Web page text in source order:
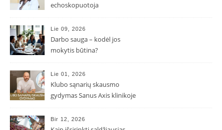
echoskopuotoja
Lie 09, 2026
Darbo sauga – kodėl jos
mokytis būtina?
Lie 01, 2026
Klubo sąnarių skausmo
gydymas Sanus Axis klinikoje
Bir 12, 2026